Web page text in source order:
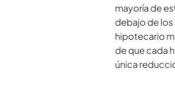
mayoría de
debajo de los
hipotecario
de que cada
única